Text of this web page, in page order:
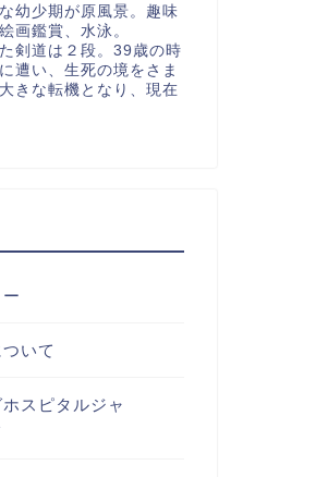
幼少期が原風景。趣味
画鑑賞、水泳。
剣道は２段。39歳の時
遭い、生死の境をさま
きな転機となり、現在
いて
スピタルジャ